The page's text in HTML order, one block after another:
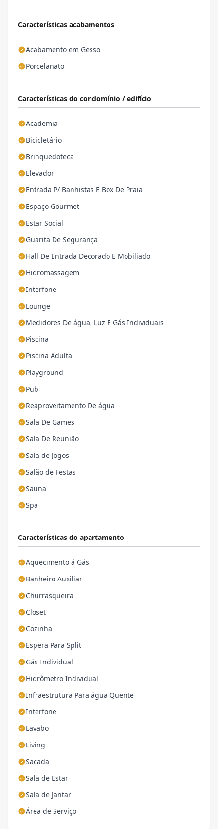
Características acabamentos
Acabamento em Gesso
Porcelanato
Características do condomínio / edifício
Academia
Bicicletário
Brinquedoteca
Elevador
Entrada P/ Banhistas E Box De Praia
Espaço Gourmet
Estar Social
Guarita De Segurança
Hall De Entrada Decorado E Mobiliado
Hidromassagem
Interfone
Lounge
Medidores De água, Luz E Gás Individuais
Piscina
Piscina Adulta
Playground
Pub
Reaproveitamento De água
Sala De Games
Sala De Reunião
Sala de Jogos
Salão de Festas
Sauna
Spa
Características do apartamento
Aquecimento á Gás
Banheiro Auxiliar
Churrasqueira
Closet
Cozinha
Espera Para Split
Gás Individual
Hidrômetro Individual
Infraestrutura Para água Quente
Interfone
Lavabo
Living
Sacada
Sala de Estar
Sala de Jantar
Área de Serviço